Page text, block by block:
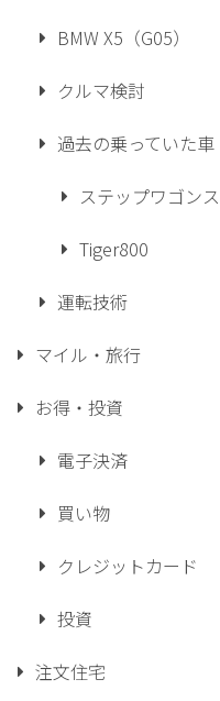
BMW X5（G05）
クルマ検討
過去の乗っていた車
ステップワゴン
Tiger800
運転技術
マイル・旅行
お得・投資
電子決済
買い物
クレジットカード
投資
注文住宅